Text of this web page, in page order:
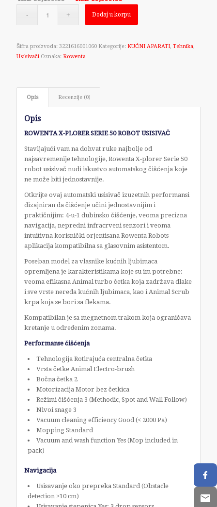
RSD55,199.00.
Dodaj u korpu
Šifra proizvoda: 3221616001060 Kategorije: KUĆNI APARATI, Tehnika,
Usisivači Oznaka: Rowenta
Opis Recenzije (0)
Opis
ROWENTA X-PLORER SERIE 50 ROBOT USISIVAČ
Stavljajući vam na dohvat ruke najbolje od
najsavremenije tehnologije, Rowenta X-plorer Serie 50
robot usisivač nudi iskustvo automatskog čišćenja koje
ne može biti jednostavnije.
Otkrijte ovaj automatski usisivač izuzetnih performansi
dizajniran da čišćenje učini jednostavnijim i
praktičnijim: 4-u-1 dubinsko čišćenje, veoma precizna
navigacija, nepredni infracrveni senzori i veoma
intuitivna korisnički orjentisana Rowenta Robots
aplikacija kompatibilna sa glasovnim asistentom.
Poseban model za vlasnike kućnih ljubimaca
opremljena je karakteristikama koje su im potrebne:
veoma efikasna Animal turbo četka koja zadržava dlake
i sve vrste nereda kućnih ljubimaca, kao i Animal Scrub
krpa koja se bori sa flekama.
Kompatibilan je sa megnetnom trakom koja ograničava
kretanje u određenim zonama.
Performanse čišćenja
Tehnologija Rotirajuća centralna četka
Vrsta četke Animal Electro-brush
Bočna četka 2
Motorizacija Motor bez četkica
Režimi čišćenja 3 (Methodic, Spot and Wall Follow)
Nivoi snage 3
Vacuum cleaning efficiency Good (< 2000 Pa)
Mopping Standard
Vacuum and wash function Yes (Mop included in
pack)
Navigacija
Usisavanje oko prepreka Standard (Obstacle
detection >10 cm)